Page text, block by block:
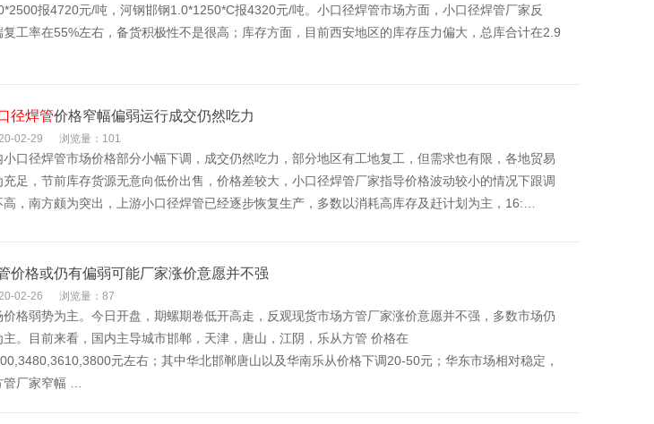
报4720元/吨，河钢邯钢1.0*1250*C报4320元/吨。小口径焊管市场方面，小口径焊管厂家反
复工率在55%左右，备货积极性不是很高；库存方面，目前西安地区的库存压力偏大，总库合计在2.9
径焊管价格窄幅偏弱运行成交仍然吃力
02-29 浏览量：101
小口径焊管市场价格部分小幅下调，成交仍然吃力，部分地区有工地复工，但需求也有限，各地贸易
充足，节前库存货源无意向低价出售，价格差较大，小口径焊管厂家指导价格波动较小的情况下跟调
高，南方颇为突出，上游小口径焊管已经逐步恢复生产，多数以消耗高库存及赶计划为主，16:…
价格或仍有偏弱可能厂家涨价意愿并不强
02-26 浏览量：87
价格弱势为主。今日开盘，期螺期卷低开高走，反观现货市场方管厂家涨价意愿并不强，多数市场仍
主。目前来看，国内主导城市邯郸，天津，唐山，江阴，乐从方管 价格在
元左右；其中华北邯郸唐山以及华南乐从价格下调20-50元；华东市场相对稳定，
厂家窄幅 …